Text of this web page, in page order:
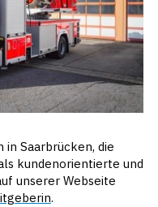
in Saarbrücken, die
kundenorientierte und
unserer Webseite
.